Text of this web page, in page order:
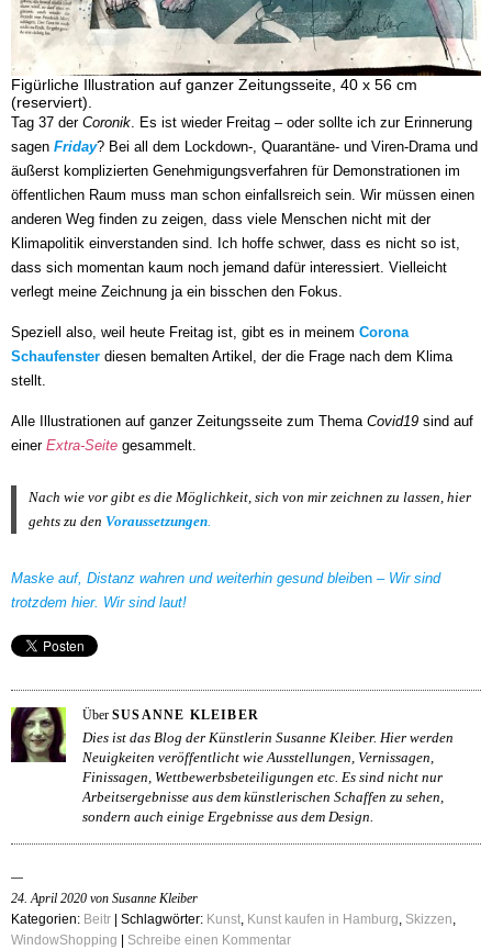
Figürliche Illustration auf ganzer Zeitungsseite, 40 x 56 cm
(reserviert).
Tag 37 der Coronik. Es ist wieder Freitag – oder sollte ich zur Erinnerung
sagen Friday? Bei all dem Lockdown-, Quarantäne- und Viren-Drama und
äußerst komplizierten Genehmigungsverfahren für Demonstrationen im
öffentlichen Raum muss man schon einfallsreich sein. Wir müssen einen
anderen Weg finden zu zeigen, dass viele Menschen nicht mit der
Klimapolitik einverstanden sind. Ich hoffe schwer, dass es nicht so ist,
dass sich momentan kaum noch jemand dafür interessiert. Vielleicht
verlegt meine Zeichnung ja ein bisschen den Fokus.
Speziell also, weil heute Freitag ist, gibt es in meinem Corona
Schaufenster diesen bemalten Artikel, der die Frage nach dem Klima
stellt.
Alle Illustrationen auf ganzer Zeitungsseite zum Thema Covid19 sind auf
einer Extra-Seite gesammelt.
Nach wie vor gibt es die Möglichkeit, sich von mir zeichnen zu lassen, hier
gehts zu den Voraussetzungen.
Maske auf, Distanz wahren und weiterhin gesund bleiben – Wir sind
trotzdem hier. Wir sind laut!
Über SUSANNE KLEIBER
Dies ist das Blog der Künstlerin Susanne Kleiber. Hier werden
Neuigkeiten veröffentlicht wie Ausstellungen, Vernissagen,
Finissagen, Wettbewerbsbeteiligungen etc. Es sind nicht nur
Arbeitsergebnisse aus dem künstlerischen Schaffen zu sehen,
sondern auch einige Ergebnisse aus dem Design.
24. April 2020 von Susanne Kleiber
Kategorien: Beitr | Schlagwörter: Kunst, Kunst kaufen in Hamburg, Skizzen,
WindowShopping
Schreibe einen Kommentar